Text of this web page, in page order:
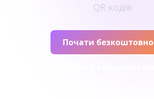
QR-кодів
Почати безкоштовно